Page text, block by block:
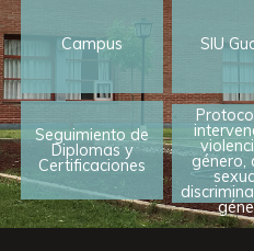
Campus SIU
Seguimiento de
Diplomas y
Certificaciones género,